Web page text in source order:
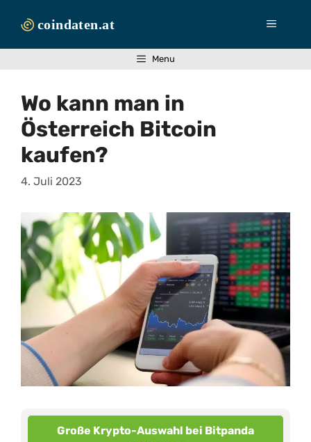
Inhalt
Menü
Menu
Wo kann man in
Österreich Bitcoin
kaufen?
4. Juli 2023
Große Krypto-Auswahl bei Bitpanda